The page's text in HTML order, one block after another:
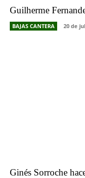
Guilherme
BAJAS CANTERA 20 de
Ginés Sorroche